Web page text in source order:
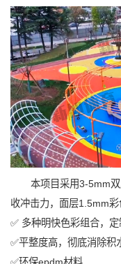
本项目采用3-5mm
收冲击力，面层1.5mm彩
✅ 多种明快色彩组合，
✅平整度高，彻底消除积